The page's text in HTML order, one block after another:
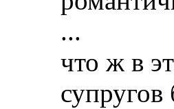
...
что ж в
супругов